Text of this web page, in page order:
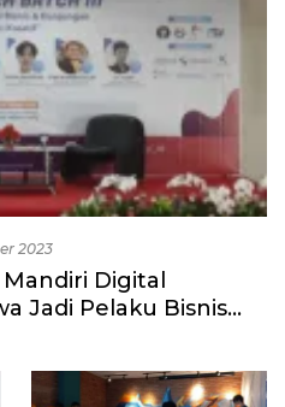
2023
Digital
Jadi Pelaku Bisnis